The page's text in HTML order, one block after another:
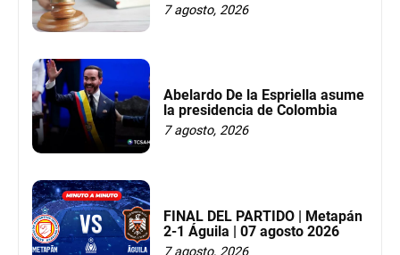
7 agosto, 2026
Abelardo De la Espriella asume
la presidencia de Colombia
7 agosto, 2026
FINAL DEL PARTIDO | Metapán
2-1 Águila | 07 agosto 2026
7 agosto, 2026